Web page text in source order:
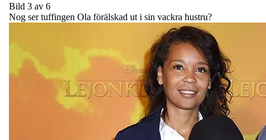
Bild 3 av 6
Nog ser tuffingen Ola förälskad ut i sin vackra hustru?